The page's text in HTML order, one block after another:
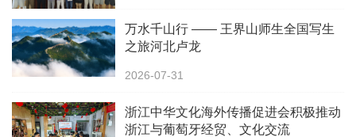
万水千山行 —— 王界山师生全国写生
之旅河北卢龙
2026-07-31
浙江中华文化海外传播促进会积极推动
浙江与葡萄牙经贸、文化交流